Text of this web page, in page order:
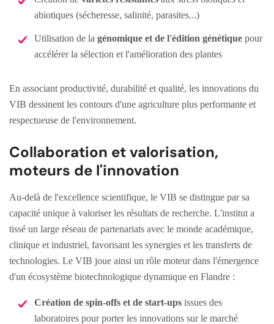
abiotiques (sécheresse, salinité, parasites...)
Utilisation de la génomique et de l'édition génétique pour
accélérer la sélection et l'amélioration des plantes
En associant productivité, durabilité et qualité, les innovations du
VIB dessinent les contours d'une agriculture plus performante et
respectueuse de l'environnement.
Collaboration et valorisation,
moteurs de l'innovation
Au-delà de l'excellence scientifique, le VIB se distingue par sa
capacité unique à valoriser les résultats de recherche. L'institut a
tissé un large réseau de partenariats avec le monde académique,
clinique et industriel, favorisant les synergies et les transferts de
technologies. Le VIB joue ainsi un rôle moteur dans l'émergence
d'un écosystème biotechnologique dynamique en Flandre :
Création de spin-offs et de start-ups issues des
laboratoires pour porter les innovations sur le marché